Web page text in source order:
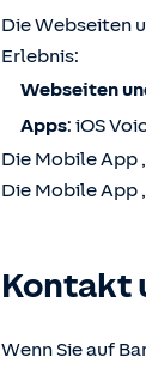
Die Webseiten
Erlebnis:
Webseiten
Apps: iOS
Die Mobile App
Die Mobile App
Kontakt
Wenn Sie auf